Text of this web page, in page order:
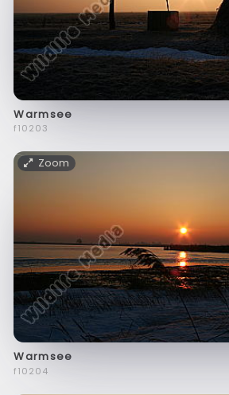
Warmsee
f10203
Zoom
Warmsee
f10204